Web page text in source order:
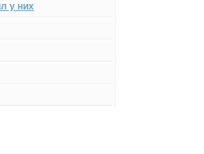
у них